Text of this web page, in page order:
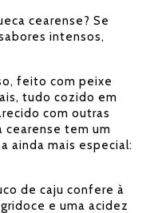
cearense? Se
intensos,
feito com peixe
tudo cozido em
com outras
cearense tem um
ainda mais especial:
de caju confere à
e uma acidez